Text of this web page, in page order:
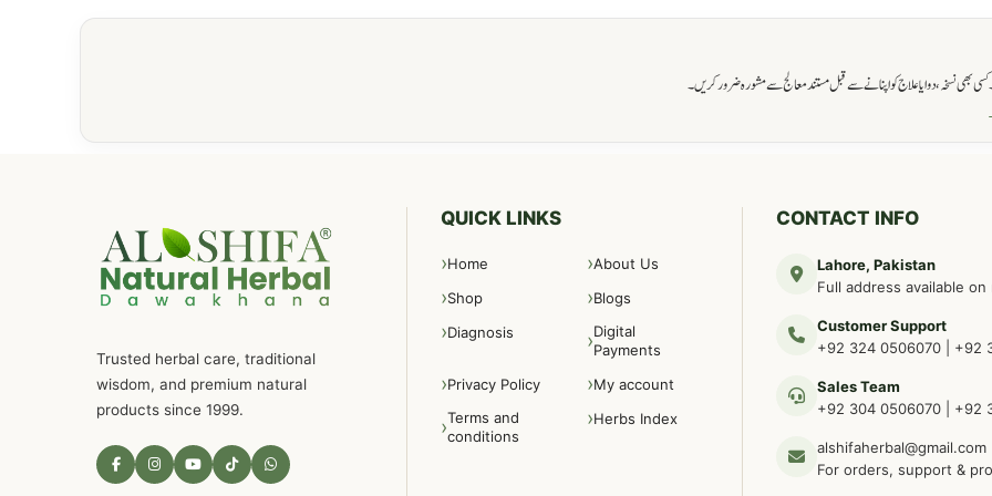
نسخہ، دوا یا علاج کو اپنانے سے قبل مستند معالج سے مشورہ ضرور کریں۔
Trusted herbal care, traditional
wisdom, and premium natural
products since 1999.
QUICK LINKS
Home
About Us
Shop
Blogs
Diagnosis
Digital
Payments
Privacy Policy
My account
Terms and
conditions
Herbs Index
CONTACT INFO
Lahore, Pakistan
Full address available
Customer Support
+92 324 0506070
+92
Sales Team
+92 304 0506070
+92
alshifaherbal@gmail.com
For orders, support &